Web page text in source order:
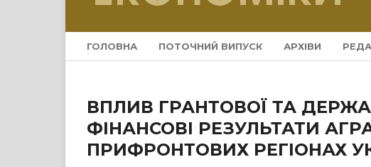
ГОЛОВНА ПОТОЧНИЙ ВИПУСК АРХІВИ
ВПЛИВ ГРАНТОВОЇ ТА
ФІНАНСОВІ РЕЗУЛЬТАТИ
ПРИФРОНТОВИХ РЕГІОНАХ